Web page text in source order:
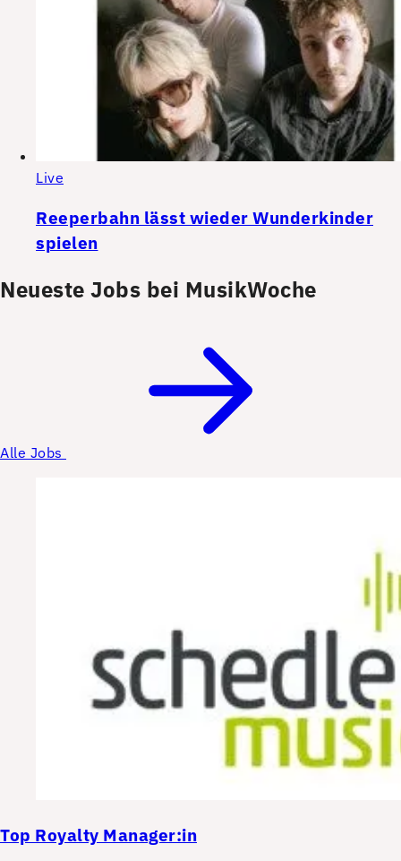
Live
Reeperbahn lässt wieder Wunderkinder
spielen
Neueste Jobs bei MusikWoche
Alle Jobs
Top Royalty Manager:in